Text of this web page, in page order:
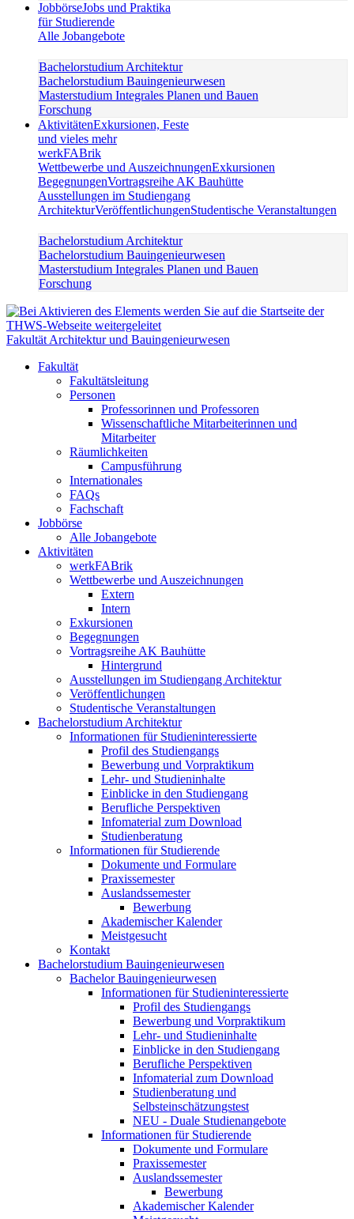
JobbörseJobs und Praktika
für Studierende
Alle Jobangebote
Bachelorstudium Architektur
Bachelorstudium Bauingenieurwesen
Masterstudium Integrales Planen und Bauen
Forschung
AktivitätenExkursionen, Feste
und vieles mehr
werkFABrik
Wettbewerbe und AuszeichnungenExkursionen
BegegnungenVortragsreihe AK Bauhütte
Ausstellungen im Studiengang
ArchitekturVeröffentlichungenStudentische Veranstaltungen
Bachelorstudium Architektur
Bachelorstudium Bauingenieurwesen
Masterstudium Integrales Planen und Bauen
Forschung
Fakultät Architektur und Bauingenieurwesen
Fakultät
Fakultätsleitung
Personen
Professorinnen und Professoren
Wissenschaftliche Mitarbeiterinnen und
Mitarbeiter
Räumlichkeiten
Campusführung
Internationales
FAQs
Fachschaft
Jobbörse
Alle Jobangebote
Aktivitäten
werkFABrik
Wettbewerbe und Auszeichnungen
Extern
Intern
Exkursionen
Begegnungen
Vortragsreihe AK Bauhütte
Hintergrund
Ausstellungen im Studiengang Architektur
Veröffentlichungen
Studentische Veranstaltungen
Bachelorstudium Architektur
Informationen für Studieninteressierte
Profil des Studiengangs
Bewerbung und Vorpraktikum
Lehr- und Studieninhalte
Einblicke in den Studiengang
Berufliche Perspektiven
Infomaterial zum Download
Studienberatung
Informationen für Studierende
Dokumente und Formulare
Praxissemester
Auslandssemester
Bewerbung
Akademischer Kalender
Meistgesucht
Kontakt
Bachelorstudium Bauingenieurwesen
Bachelor Bauingenieurwesen
Informationen für Studieninteressierte
Profil des Studiengangs
Bewerbung und Vorpraktikum
Lehr- und Studieninhalte
Einblicke in den Studiengang
Berufliche Perspektiven
Infomaterial zum Download
Studienberatung und
Selbsteinschätzungstest
NEU - Duale Studienangebote
Informationen für Studierende
Dokumente und Formulare
Praxissemester
Auslandssemester
Bewerbung
Akademischer Kalender